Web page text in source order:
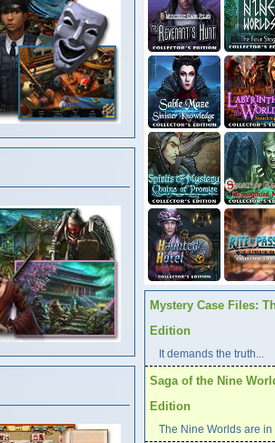
Mystery Case Files:
Edition
It demands the truth...
Saga of the Nine
Edition
The Nine Worlds are in